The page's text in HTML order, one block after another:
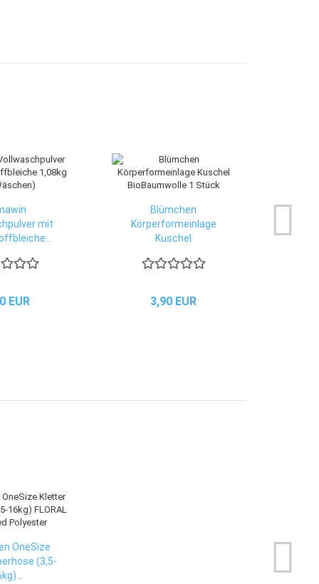
mit
EUR
Blümchen
Körperformeinlage
Kuschel
3,90 EUR
OneSize
(3,5-